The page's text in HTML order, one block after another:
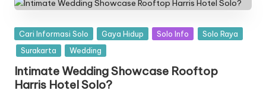
Posted
in
Cari Informasi Solo Gaya Hidup Solo Info
Solo Raya
Surakarta
Wedding
Intimate Wedding Showcase Rooftop
Harris Hotel Solo?